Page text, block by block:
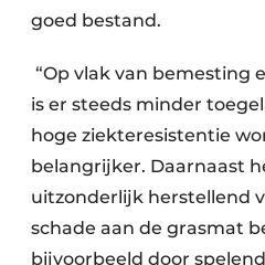
goed bestand.
“Op vlak van bemesting
is er steeds minder
hoge ziekteresistentie
belangrijker. Daarnaast
uitzonderlijk herstellend
schade aan de grasmat
bijvoorbeeld door